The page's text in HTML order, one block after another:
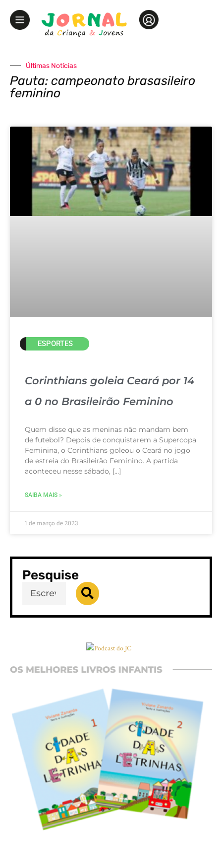
Últimas Notícias
Pauta: campeonato brasasileiro
feminino
ESPORTES
Corinthians goleia Ceará por 14
a 0 no Brasileirão Feminino
Quem disse que as meninas não mandam bem
de futebol? Depois de conquistarem a Supercopa
Feminina, o Corinthians goleou o Ceará no jogo
de estreia do Brasileirão Feminino. A partida
aconteceu nesse sábado, […]
SAIBA MAIS »
1 de março de 2023
Pesquise